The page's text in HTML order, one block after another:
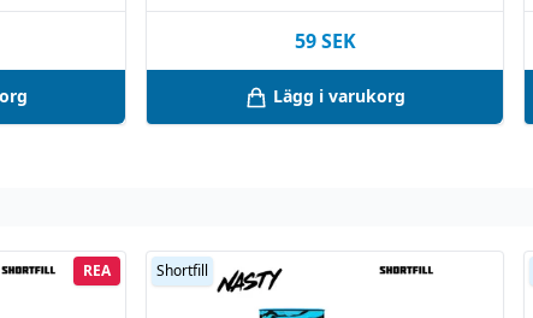
59 SEK
Lägg i varukorg
REA Shortfill